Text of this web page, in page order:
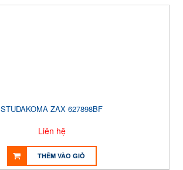
STUDAKOMA ZAX 627898BF
Liên hệ
THÊM VÀO GIỎ